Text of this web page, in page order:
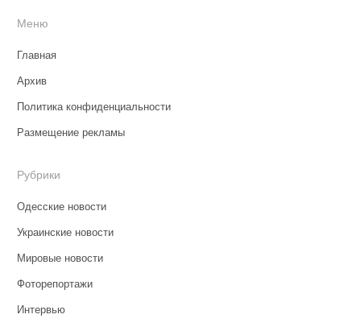
Меню
Главная
Архив
Политика конфиденциальности
Размещение рекламы
Рубрики
Одесские новости
Украинские новости
Мировые новости
Фоторепортажи
Интервью